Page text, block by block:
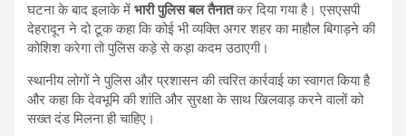
घटना के बाद इलाके में भारी पुलिस बल तैनातकर दिया गया है। एसएसपी
देहरादून ने दो टूक कहा कि कोई भी व्यक्ति अगर शहर का माहौल बिगाड़ने की
कोशिश करेगा तो पुलिस कड़े से कड़ा कदम उठाएगी।
स्थानीय लोगों ने पुलिस और प्रशासन की त्वरित कार्रवाई का स्वागत किया है
और कहा कि देवभूमि की शांति और सुरक्षा के साथ खिलवाड़ करने वालों को
सख्त दंड मिलना ही चाहिए।